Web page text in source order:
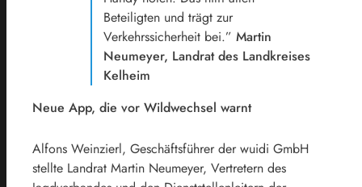
Beteiligten und trägt zur
Verkehrssicherheit bei.” Martin
Neumeyer, Landrat des Landkreises
Kelheim
Neue App, die vor Wildwechsel warnt
Alfons Weinzierl, Geschäftsführer der wuidi GmbH
stellte Landrat Martin Neumeyer, Vertretern des